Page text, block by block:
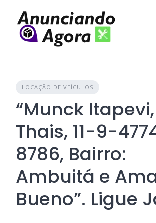
LOCAÇÃO DE VEÍCULOS
“Munck Itapevi,
Thais, 11-9-
8786, Bairro:
Ambuitá e
Bueno”. Ligue